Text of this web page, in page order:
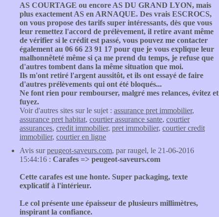
AS COURTAGE ou encore AS DU GRAND LYON, mais
plus exactement AS en ARNAQUE. Des vrais ESCROCS,
on vous propose des tarifs super intéressants, dès que vous
leur remettez l'accord de prélèvement, il retire avant même
de vérifier si le crédit est passé, vous pouvez me contacter
également au 06 66 23 91 17 pour que je vous explique leur
malhonnêteté même si ça me prend du temps, je refuse que
d'autres tombent dans la même situation que moi.
Ils m'ont retiré l'argent aussitôt, et ils ont essayé de faire
d'autres prélèvements qui ont été bloqués...
Ne font rien pour rembourser, malgré mes relances, évitez et
fuyez.
Voir d'autres sites sur le sujet : assurance pret immobilier,
assurance pret habitat, courtier assurance sante, courtier
assurances, credit immobilier, pret immobilier, courtier credit
immobilier, courtier en ligne
Avis surpeugeot-saveurs.com, par raugel, le 21-06-2016
15:44:16 : Carafes => peugeot-saveurs.com
Cette carafes est une honte. Super packaging, texte
explicatif à l'intérieur.
Le col présente une épaisseur de plusieurs millimètres,
inspirant la confiance.